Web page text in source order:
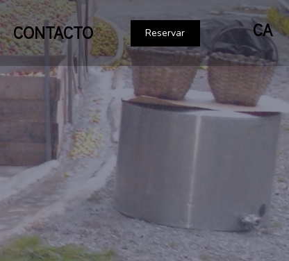
CONTACTO Reservar CA